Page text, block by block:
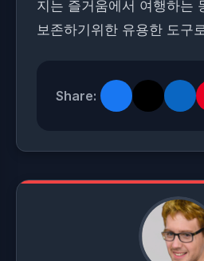
지는 즐거움에서 여행하는
보존하기위한 유용한 도구
Share: